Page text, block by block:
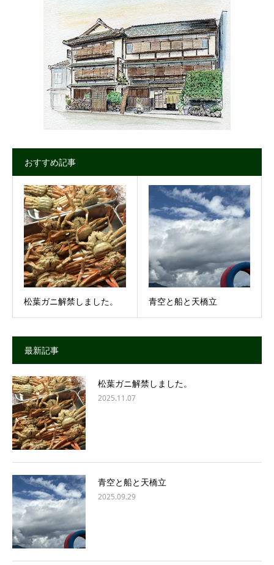
おすすめ記事
松葉ガニ解禁しました。 青空と船と天橋立
最新記事
松葉ガニ解禁しました。
2025.11.07
青空と船と天橋立
2025.09.29